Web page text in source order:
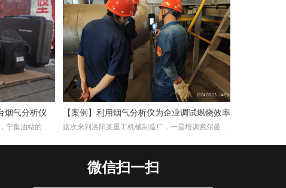
烟气分析仪
宁集油站的工
【案例】利用烟气分析仪为企业调试燃烧效率
这次来到洛阳某重工机械制造厂，一是培训索尔曼烟
注重，而节能减排重要一环就是提高燃烧效率，因此
我们带着索尔曼烟气分析仪来这里，并且为工厂解决
微信扫一扫